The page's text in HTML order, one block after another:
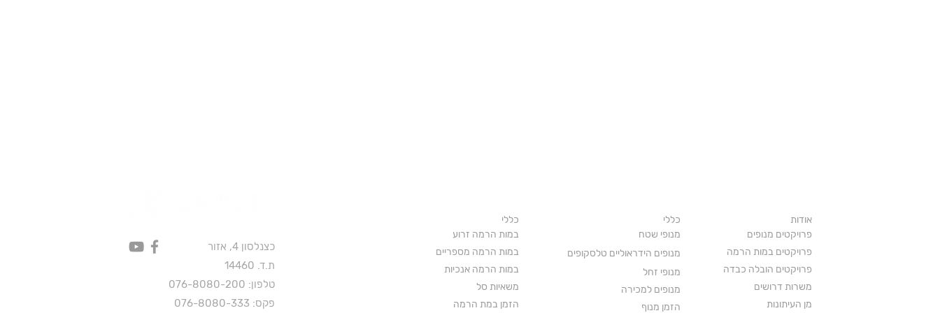
כצנלסון 4, אזור
ת.ד. 14460
טלפון: 076-8080-200
פקס: 076-8080-333
כללי
במות הרמה זרוע
במות הרמה מספריים
במות הרמה אנכיות
משאיות סל
הזמן במת הרמה
כללי
מנופי שטח
מנופים הידראוליים טלסקופים
מנופי זחל
מנופים למכירה
הזמן מנוף
אודות
פרויקטים מנופים
פרויקטים במות הרמה
פרויקטים הובלה כבדה
משרות דרושים
מן העיתונות